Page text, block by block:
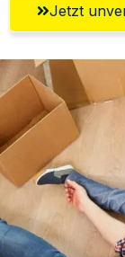
Jetzt